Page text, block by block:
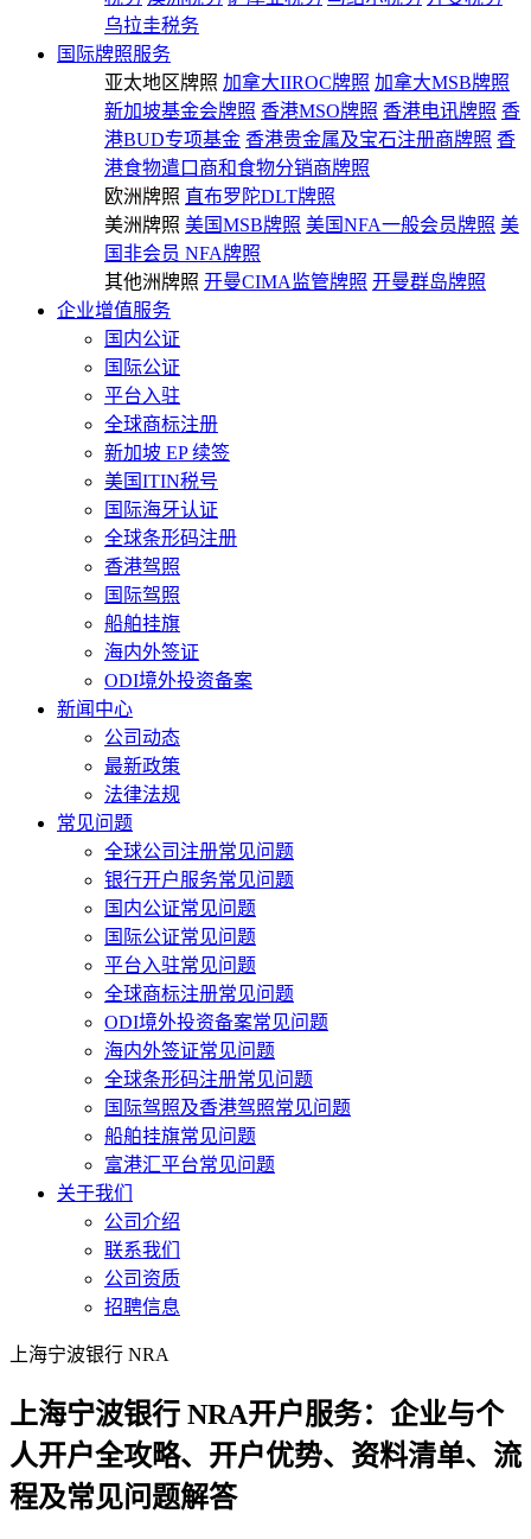
乌拉圭税务
国际牌照服务
亚太地区牌照 加拿大IIROC牌照 加拿大MSB牌照
新加坡基金会牌照 香港MSO牌照 香港电讯牌照 香
港BUD专项基金 香港贵金属及宝石注册商牌照 香
港食物遣口商和食物分销商牌照
欧洲牌照 直布罗陀DLT牌照
美洲牌照 美国MSB牌照 美国NFA一般会员牌照 美
国非会员 NFA牌照
其他洲牌照 开曼CIMA监管牌照 开曼群岛牌照
企业增值服务
国内公证
国际公证
平台入驻
全球商标注册
新加坡 EP 续签
美国ITIN税号
国际海牙认证
全球条形码注册
香港驾照
国际驾照
船舶挂旗
海内外签证
ODI境外投资备案
新闻中心
公司动态
最新政策
法律法规
常见问题
全球公司注册常见问题
银行开户服务常见问题
国内公证常见问题
国际公证常见问题
平台入驻常见问题
全球商标注册常见问题
ODI境外投资备案常见问题
海内外签证常见问题
全球条形码注册常见问题
国际驾照及香港驾照常见问题
船舶挂旗常见问题
富港汇平台常见问题
关于我们
公司介绍
联系我们
公司资质
招聘信息
上海宁波银行 NRA
上海宁波银行 NRA开户服务：企业与个
人开户全攻略、开户优势、资料清单、流
程及常见问题解答